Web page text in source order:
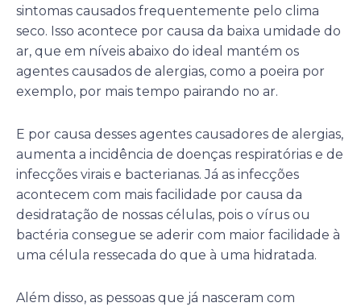
sintomas causados frequentemente pelo clima
seco. Isso acontece por causa da baixa umidade do
ar, que em níveis abaixo do ideal mantém os
agentes causados de alergias, como a poeira por
exemplo, por mais tempo pairando no ar.
E por causa desses agentes causadores de alergias,
aumenta a incidência de doenças respiratórias e de
infecções virais e bacterianas. Já as infecções
acontecem com mais facilidade por causa da
desidratação de nossas células, pois o vírus ou
bactéria consegue se aderir com maior facilidade à
uma célula ressecada do que à uma hidratada.
Além disso, as pessoas que já nasceram com